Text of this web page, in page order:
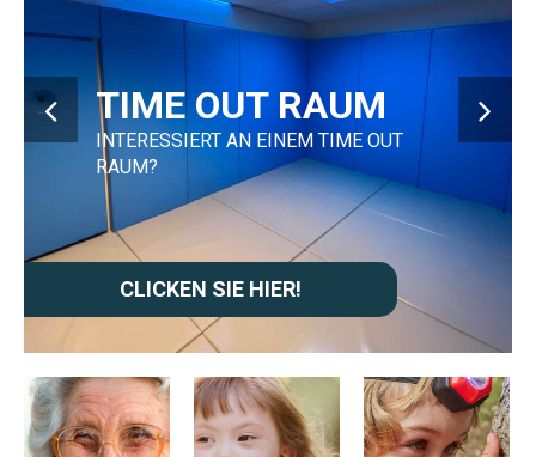
TIME OUT RAUM
INTERESSIERT AN EINEM TIME OUT
RAUM?
CLICKEN SIE HIER!